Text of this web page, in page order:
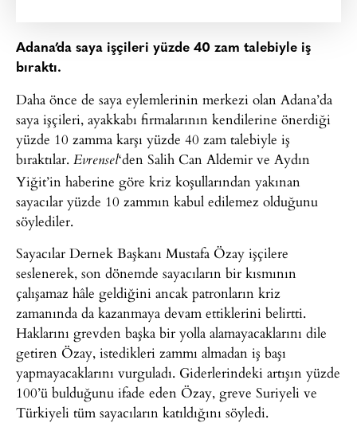
Adana’da saya işçileri yüzde 40 zam talebiyle iş
bıraktı.
Daha önce de saya eylemlerinin merkezi olan Adana’da
saya işçileri, ayakkabı firmalarının kendilerine önerdiği
yüzde 10 zamma karşı yüzde 40 zam talebiyle iş
bıraktılar. Evrensel‘den Salih Can Aldemir ve Aydın
Yiğit’in haberine göre kriz koşullarından yakınan
sayacılar yüzde 10 zammın kabul edilemez olduğunu
söylediler.
Sayacılar Dernek Başkanı Mustafa Özay işçilere
seslenerek, son dönemde sayacıların bir kısmının
çalışamaz hâle geldiğini ancak patronların kriz
zamanında da kazanmaya devam ettiklerini belirtti.
Haklarını grevden başka bir yolla alamayacaklarını dile
getiren Özay, istedikleri zammı almadan iş başı
yapmayacaklarını vurguladı. Giderlerindeki artışın yüzde
100’ü bulduğunu ifade eden Özay, greve Suriyeli ve
Türkiyeli tüm sayacıların katıldığını söyledi.